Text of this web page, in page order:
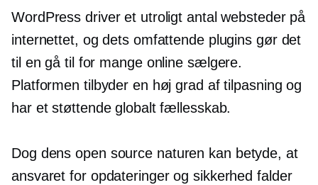
WordPress driver et utroligt antal websteder på
internettet, og dets omfattende plugins gør det
til engå til for mange online sælgere.
Platformen tilbyder en høj grad af tilpasning og
har et støttende globalt fællesskab.
Dog densopen source naturen kan betyde, at
ansvaret for opdateringer og sikkerhed falder